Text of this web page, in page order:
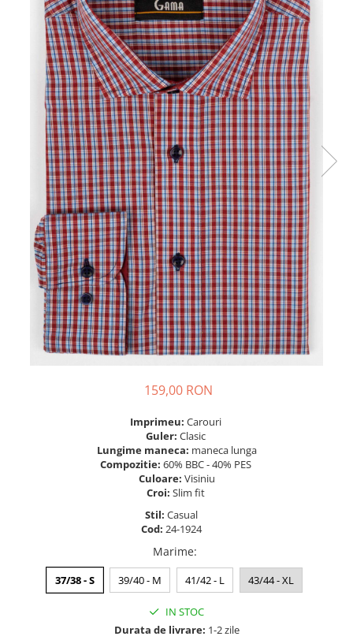
159,00 RON
Imprimeu: Carouri
Guler: Clasic
Lungime maneca: maneca lunga
Compozitie: 60% BBC - 40% PES
Culoare: Visiniu
Croi: Slim fit
Stil: Casual
Cod: 24-1924
Marime:
37/38 - S 39/40 - M 41/42 - L 43/44 - XL
IN STOC
Durata de livrare: 1-2 zile